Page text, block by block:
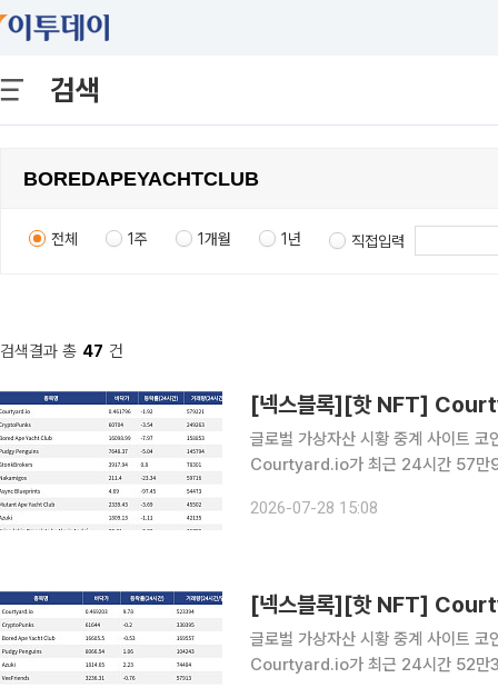
검색
전체 1주 1개월 1년 직접입력
검색결과 총 47 건
글로벌 가상자산 시황 중계 사이트
Courtyard.io가 최근 24시간 57만
래량 24만9263달러를 기록하며 바
2026-07-28 15:08
글로벌 가상자산 시황 중계 사이트
Courtyard.io가 최근 24시간 52만